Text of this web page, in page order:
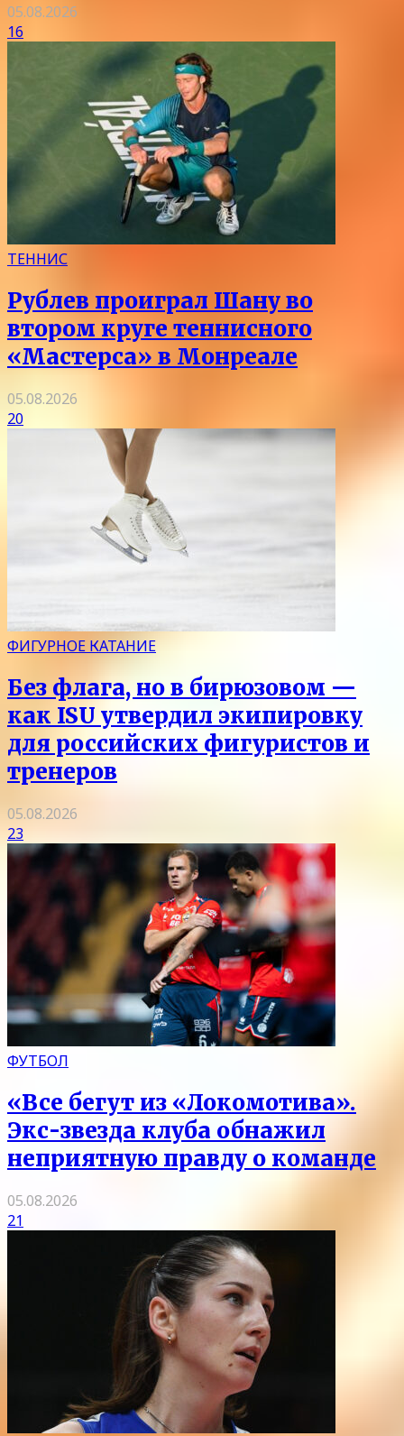
05.08.2026
16
ТЕННИС
Рублев проиграл Шану во
втором круге теннисного
«Мастерса» в Монреале
05.08.2026
20
ФИГУРНОЕ КАТАНИЕ
Без флага, но в бирюзовом —
как ISU утвердил экипировку
для российских фигуристов и
тренеров
05.08.2026
23
ФУТБОЛ
«Все бегут из «Локомотива».
Экс-звезда клуба обнажил
неприятную правду о команде
05.08.2026
21